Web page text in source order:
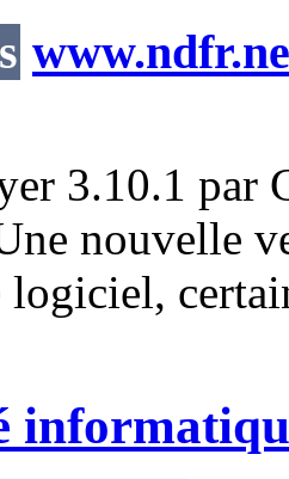
3.10.1 par
nouvelle